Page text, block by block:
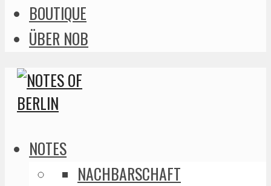
BOUTIQUE
ÜBER NOB
NOTES
NACHBARSCHAFT